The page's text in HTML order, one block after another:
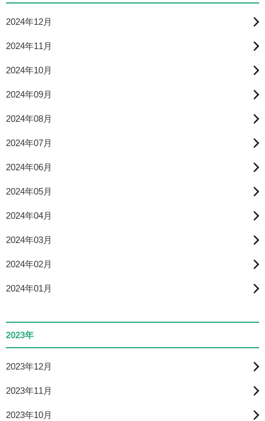
2024年12月
2024年11月
2024年10月
2024年09月
2024年08月
2024年07月
2024年06月
2024年05月
2024年04月
2024年03月
2024年02月
2024年01月
2023年
2023年12月
2023年11月
2023年10月